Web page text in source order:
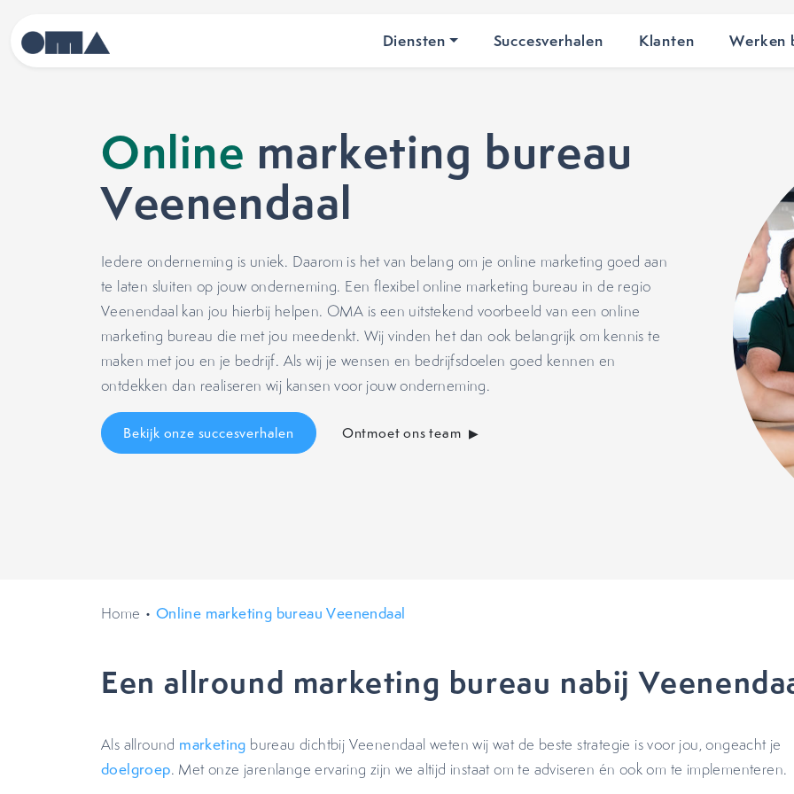
Diensten Succesverhalen Klanten Werken
Online marketing bureau
Veenendaal
Iedere onderneming is uniek. Daarom is het van belang om je online marketing goed aan
te laten sluiten op jouw onderneming. Een flexibel online marketing bureau in de regio
Veenendaal kan jou hierbij helpen. OMA is een uitstekend voorbeeld van een online
marketing bureau die met jou meedenkt. Wij vinden het dan ook belangrijk om kennis te
maken met jou en je bedrijf. Als wij je wensen en bedrijfsdoelen goed kennen en
ontdekken dan realiseren wij kansen voor jouw onderneming.
Bekijk onze succesverhalen Ontmoet ons team
Home • Online marketing bureau Veenendaal
Een allround marketing bureau nabij
Als allround marketing bureau dichtbij Veenendaal weten wij wat de beste strategie is voor jou, ongeacht je
doelgroep. Met onze jarenlange ervaring zijn we altijd instaat om te adviseren én ook om te implementeren.